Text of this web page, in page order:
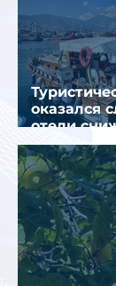
оказался
отели
загрузка